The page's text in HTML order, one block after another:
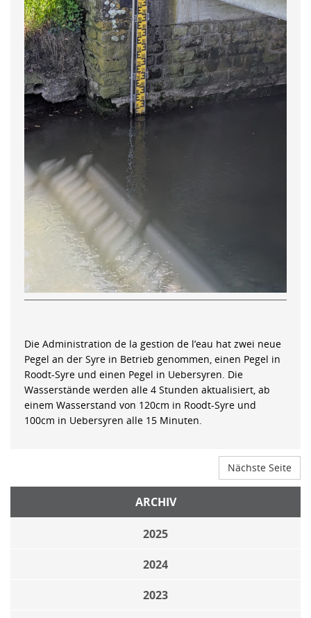
Die Administration de la gestion de l’eau hat zwei neue
Pegel an der Syre in Betrieb genommen, einen Pegel in
Roodt-Syre und einen Pegel in Uebersyren. Die
Wasserstände werden alle 4 Stunden aktualisiert, ab
einem Wasserstand von 120cm in Roodt-Syre und
100cm in Uebersyren alle 15 Minuten.
Nächste Seite
ARCHIV
2025
2024
2023